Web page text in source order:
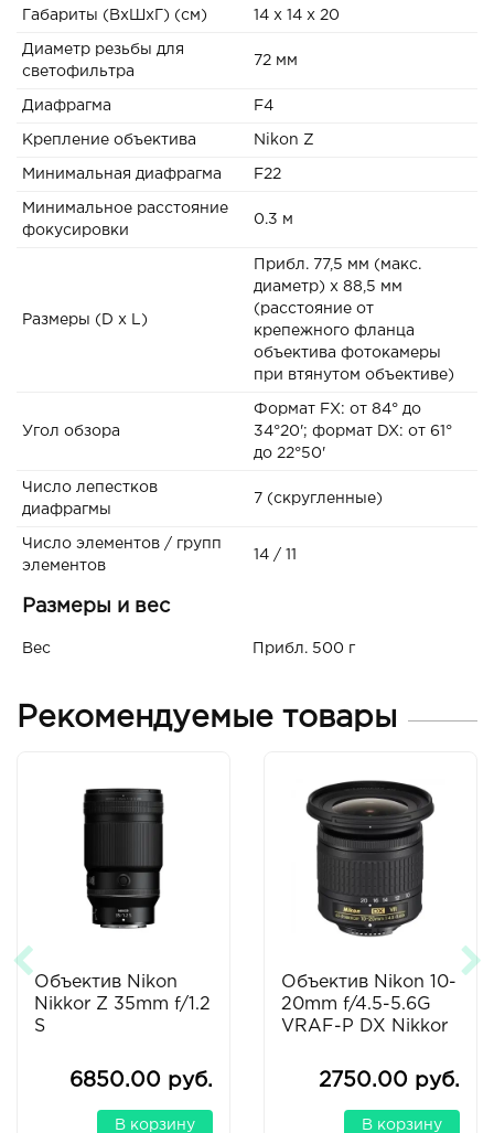
Габариты (ВxШxГ) (см) 14 x 14 x 20
Диаметр резьбы для
светофильтра
72 мм
Диафрагма F4
Крепление объектива Nikon Z
Минимальная диафрагма F22
Минимальное расстояние
фокусировки
0.3 м
Размеры (D x L)
Прибл. 77,5 мм (макс.
диаметр) x 88,5 мм
(расстояние от
крепежного фланца
объектива фотокамеры
при втянутом объективе)
Угол обзора
Формат FX: от 84° до
34°20'; формат DX: от 61°
до 22°50'
Число лепестков
диафрагмы
7 (скругленные)
Число элементов / групп
элементов
14 / 11
Размеры и вес
Вес Прибл. 500 г
Рекомендуемые товары
Объектив Nikon
Nikkor Z 35mm f/1.2
S
6850.00 руб.
В корзину
Объектив Nikon 10-
20mm f/4.5-5.6G
VRAF-P DX Nikkor
2750.00 руб.
В корзину